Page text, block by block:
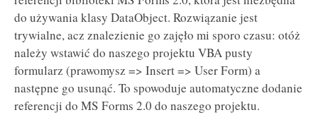
do używania klasy DataObject. Rozwiązanie jest
trywialne, acz znalezienie go zajęło mi sporo czasu: otóż
należy wstawić do naszego projektu VBA pusty
formularz (prawomysz => Insert => User Form) a
następne go usunąć. To spowoduje automatyczne dodanie
referencji do MS Forms 2.0 do naszego projektu.